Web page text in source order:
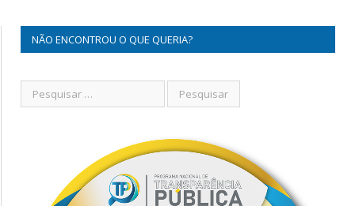
NÃO ENCONTROU O QUE QUERIA?